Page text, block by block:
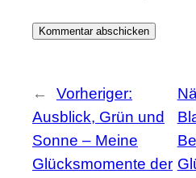
←
Vorheriger:
Ausblick, Grün und
Sonne – Meine
Glücksmomente der